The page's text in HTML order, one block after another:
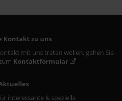
Kontakt zu uns
mit uns treten wollen, gehen Sie
Kontaktformular
interessante & spezielle